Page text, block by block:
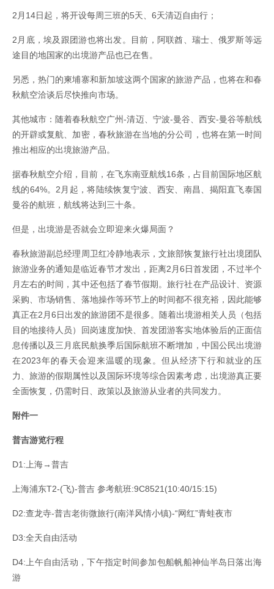
2月14日起，将开设每周三班的5天、6天清迈自由行；
2月底，埃及跟团游也将出发。目前，阿联酋、瑞士、俄罗斯等远
途目的地国家的出境游产品也已在售。
另悉，热门的柬埔寨和新加坡这两个国家的旅游产品，也将在和春
秋航空洽谈后尽快推向市场。
其他城市：随着春秋航空广州-清迈、宁波-曼谷、西安-曼谷等航线
的开辟或复航、加密，春秋旅游在当地的分公司，也将在第一时间
推出相应的出境旅游产品。
据春秋航空介绍，目前，在飞东南亚航线16条，占目前国际地区航
线的64%。2月起，将陆续恢复宁波、西安、南昌、揭阳直飞泰国
曼谷的航班，航线将达到三十条。
但是，出境游是否就会立即迎来火爆局面？
春秋旅游副总经理周卫红冷静地表示，文旅部恢复旅行社出境团队
旅游业务的通知是临近春节才发出，距离2月6日首发团，不过半个
月左右的时间，其中还包括了春节假期。旅行社在产品设计、资源
采购、市场销售、落地操作等环节上的时间都不很充裕，因此能够
真正在2月6日出发的旅游团不是很多。随着出境游相关人员（包括
目的地接待人员）回岗速度加快、首发团游客实地体验后的正面信
息传播以及三月底民航换季后国际航班不断增加，中国公民出境游
在2023年的春天会迎来温暖的现象。但从经济下行和就业的压
力、旅游的假期属性以及国际环境等综合因素考虑，出境游真正要
全面恢复，仍需时日、政策以及旅游从业者的共同发力。
附件一
普吉游览行程
D1:上海→普吉
上海浦东T2-(飞)-普吉 参考航班:9C8521(10:40/15:15)
D2:查龙寺-普吉老街微旅行(南洋风情小镇)-“网红”青蛙夜市
D3:全天自由活动
D4:上午自由活动，下午指定时间参加包船帆船神仙半岛日落出海
游